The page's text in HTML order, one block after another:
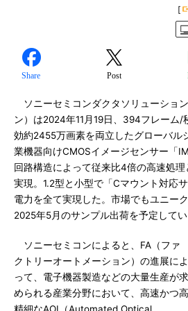
[
Share Post
ソニーセミコンダクタソリューショ
ン）は2024年11月19日、394フレーム
効約2455万画素を両立したグローバル
業機器向けCMOSイメージセンサー「
回路構造によって従来比4倍の高速処
実現。1.2型と小型で「Cマウント対応
電力を全て実現した。市場でもユニー
2025年5月のサンプル出荷を予定してい
ソニーセミコンによると、FA（ファ
クトリーオートメーション）の進展によ
って、電子機器製造などの大量生産が求
められる産業分野において、高速かつ高